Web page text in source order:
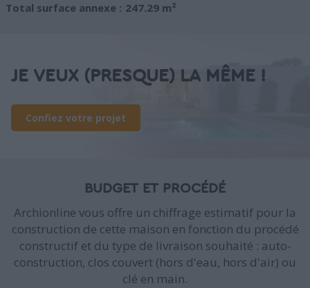
Total surface annexe : 247.29 m²
JE VEUX (PRESQUE) LA MÊME !
Confiez votre projet
BUDGET ET PROCÉDÉ
Archionline vous offre un chiffrage estimatif pour la
construction de cette maison en fonction du procédé
constructif et du type de livraison souhaité : auto-
construction, clos couvert (hors d'eau, hors d'air) ou
clé en main.